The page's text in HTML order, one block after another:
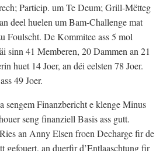
Particip. um Te Deum; Grill-Mëtteg
deel huelen um Bam-Challenge mat
Foulscht. De Kommitee ass 5 mol
sinn 41 Memberen, 20 Dammen an 21
huet 14 Joer, an déi eelsten 78 Joer.
49 Joer.
sengem Finanzbericht e klenge Minus
seng finanziell Basis ass gutt.
an Anny Elsen froen Decharge fir de
gefouert, an duerfir d’Entlaaschtung fir